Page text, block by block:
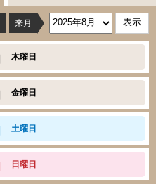
来月
木曜日
金曜日
土曜日
日曜日